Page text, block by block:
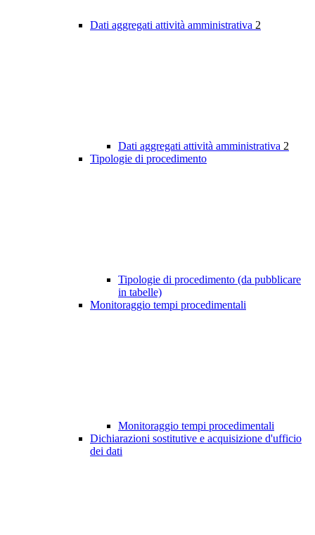
Dati aggregati attività amministrativa 2
Dati aggregati attività amministrativa 2
Tipologie di procedimento
Tipologie di procedimento (da pubblicare
in tabelle)
Monitoraggio tempi procedimentali
Monitoraggio tempi procedimentali
Dichiarazioni sostitutive e acquisizione d'ufficio
dei dati